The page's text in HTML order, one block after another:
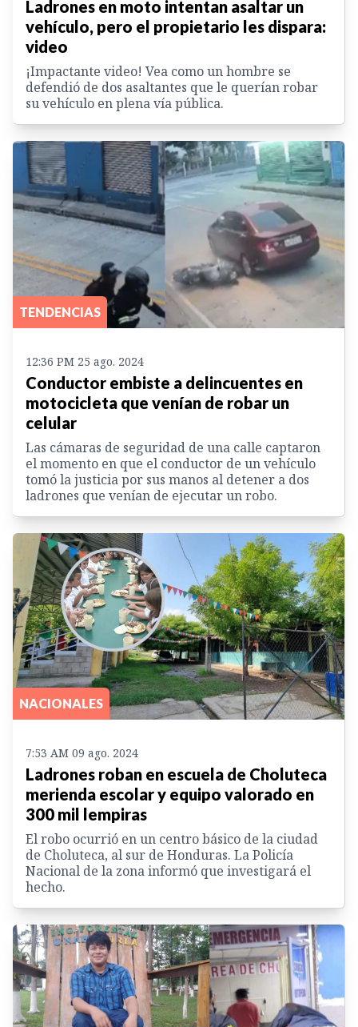
Ladrones en moto intentan asaltar un
vehículo, pero el propietario les dispara:
video
¡Impactante video! Vea como un hombre se
defendió de dos asaltantes que le querían robar
su vehículo en plena vía pública.
TENDENCIAS
12:36 PM 25 ago. 2024
Conductor embiste a delincuentes en
motocicleta que venían de robar un
celular
Las cámaras de seguridad de una calle captaron
el momento en que el conductor de un vehículo
tomó la justicia por sus manos al detener a dos
ladrones que venían de ejecutar un robo.
NACIONALES
7:53 AM 09 ago. 2024
Ladrones roban en escuela de Choluteca
merienda escolar y equipo valorado en
300 mil lempiras
El robo ocurrió en un centro básico de la ciudad
de Choluteca, al sur de Honduras. La Policía
Nacional de la zona informó que investigará el
hecho.